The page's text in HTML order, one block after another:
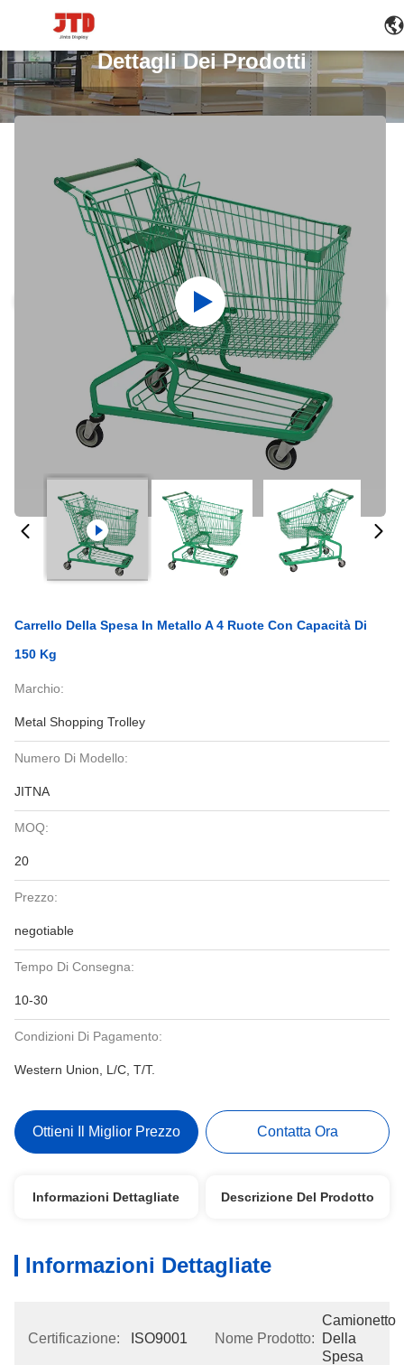
Dettagli Dei Prodotti
Carrello Della Spesa In Metallo A 4 Ruote Con Capacità Di
150 Kg
Marchio:
Metal Shopping Trolley
Numero Di Modello:
JITNA
MOQ:
20
Prezzo:
negotiable
Tempo Di Consegna:
10-30
Condizioni Di Pagamento:
Western Union, L/C, T/T.
Ottieni Il Miglior Prezzo Contatta Ora
Informazioni Dettagliate Descrizione Del Prodotto
Informazioni Dettagliate
Certificazione: ISO9001 Nome Prodotto:
Camionetto
Della
Spesa